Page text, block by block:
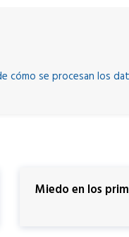
cómo se procesan los
N
t
Miedo en los